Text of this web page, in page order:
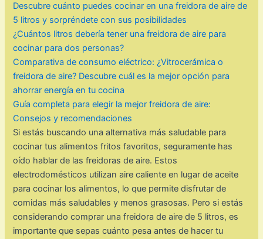
Descubre cuánto puedes cocinar en una freidora de aire de
5 litros y sorpréndete con sus posibilidades
¿Cuántos litros debería tener una freidora de aire para
cocinar para dos personas?
Comparativa de consumo eléctrico: ¿Vitrocerámica o
freidora de aire? Descubre cuál es la mejor opción para
ahorrar energía en tu cocina
Guía completa para elegir la mejor freidora de aire:
Consejos y recomendaciones
Si estás buscando una alternativa más saludable para
cocinar tus alimentos fritos favoritos, seguramente has
oído hablar de las freidoras de aire. Estos
electrodomésticos utilizan aire caliente en lugar de aceite
para cocinar los alimentos, lo que permite disfrutar de
comidas más saludables y menos grasosas. Pero si estás
considerando comprar una freidora de aire de 5 litros, es
importante que sepas cuánto pesa antes de hacer tu